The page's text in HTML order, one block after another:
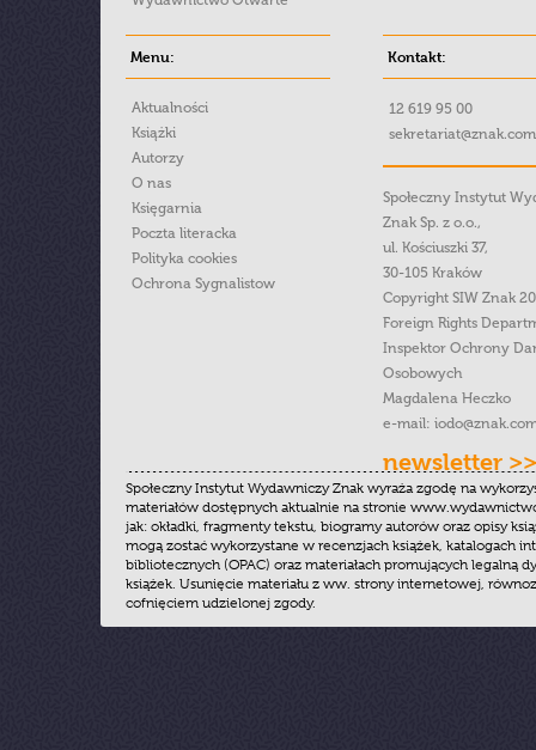
Menu:
Aktualności
Książki
Autorzy
O nas
Księgarnia
Poczta literacka
Polityka cookies
Ochrona Sygnalistow
Kontakt:
12 619 95 00
Społeczny Instytut
Znak Sp. z o.o.,
ul. Kościuszki 37,
30-105 Kraków
Copyright SIW Znak
Foreign Rights
Inspektor Ochrony
Osobowych
Magdalena Heczko
e-mail:
newsletter >>
Społeczny Instytut Wydawniczy Znak wyraża zgodę na
materiałów dostępnych aktualnie na stronie
jak: okładki, fragmenty tekstu, biogramy autorów oraz opisy
mogą zostać wykorzystane w recenzjach książek, katalogach
bibliotecznych (OPAC) oraz materiałach promujących legalną
książek. Usunięcie materiału z ww. strony internetowej,
cofnięciem udzielonej zgody.